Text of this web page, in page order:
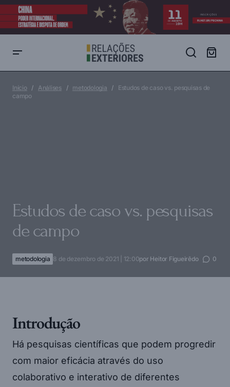
Início Análises metodologia
Estudos de caso vs. pesquisas de
campo
Estudos de caso vs. pesquisas
de campo
metodologia 8 de dezembro de 2021 | 12:00por Heitor Figueirêdo 0
Introdução
Há pesquisas científicas que podem progredir
com maior eficácia através do uso
colaborativo e interativo de diferentes